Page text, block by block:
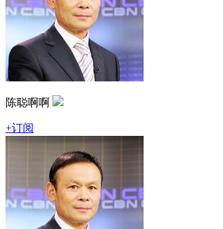
陈聪啊啊
+订阅